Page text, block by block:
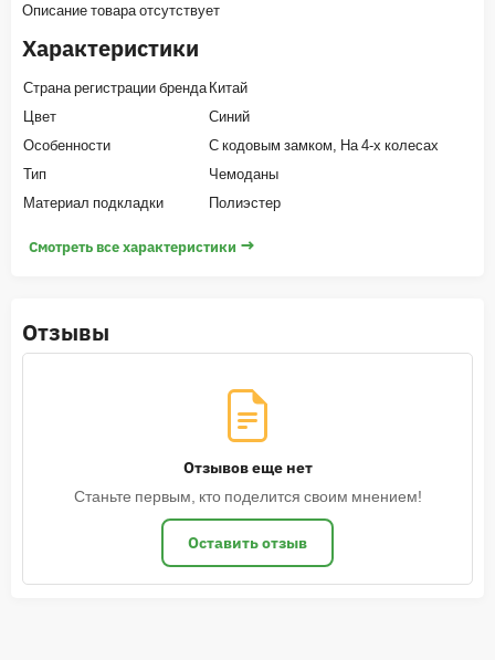
Описание товара отсутствует
Характеристики
Страна регистрации брендаКитай
Цвет
Синий
Особенности
С кодовым замком, На 4-х колесах
Тип
Чемоданы
Материал подкладки
Полиэстер
Смотреть все характеристики →
Отзывы
Отзывов еще нет
Станьте первым, кто поделится своим мнением!
Оставить отзыв